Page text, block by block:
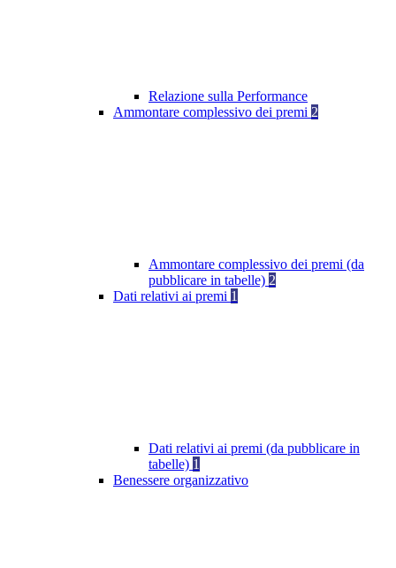
Relazione sulla Performance
Ammontare complessivo dei premi 2
Ammontare complessivo dei premi (da
pubblicare in tabelle) 2
Dati relativi ai premi 1
Dati relativi ai premi (da pubblicare in
tabelle) 1
Benessere organizzativo